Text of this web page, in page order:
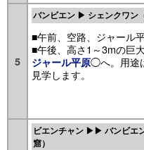
5
バンビエン ▶ シェンクワン
■午前、空路、ジャール
■午後、高さ1～3mの巨
ジャール平原◯へ。用途
見学します。
ビエンチャン ▶▶ バンビエ
窟）